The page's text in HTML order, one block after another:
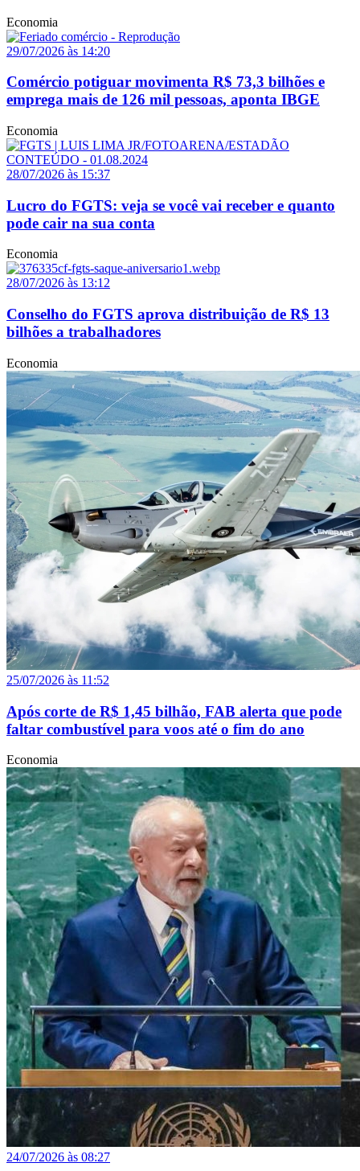
Economia
29/07/2026 às 14:20
Comércio potiguar movimenta R$ 73,3 bilhões e
emprega mais de 126 mil pessoas, aponta IBGE
Economia
28/07/2026 às 15:37
Lucro do FGTS: veja se você vai receber e quanto
pode cair na sua conta
Economia
28/07/2026 às 13:12
Conselho do FGTS aprova distribuição de R$ 13
bilhões a trabalhadores
Economia
25/07/2026 às 11:52
Após corte de R$ 1,45 bilhão, FAB alerta que pode
faltar combustível para voos até o fim do ano
Economia
24/07/2026 às 08:27